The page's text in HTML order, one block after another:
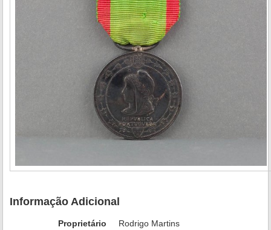
Informação Adicional
Proprietário
Rodrigo Martins